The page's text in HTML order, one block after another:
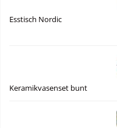
Esstisch Nordic
Keramikvasenset bunt